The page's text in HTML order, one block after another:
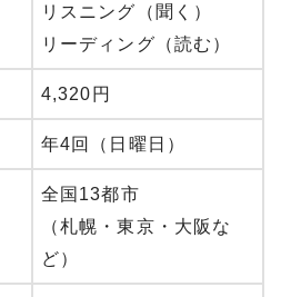
リスニング（聞く）
リーディング（読む）
4,320円
年4回（日曜日）
全国13都市
（札幌・東京・大阪な
ど）